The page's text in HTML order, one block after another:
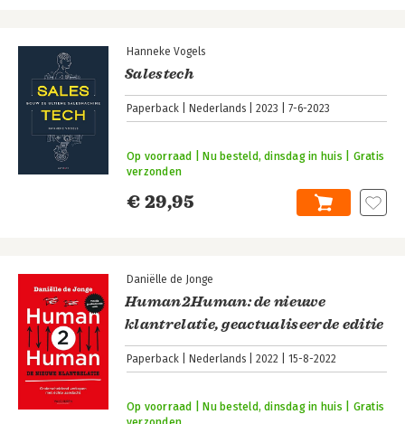
Hanneke Vogels
Salestech
Paperback Nederlands 2023 7-6-2023
€ 29,95
Op voorraad | Nu besteld, dinsdag in huis | Gratis
verzonden
Daniëlle de Jonge
Human2Human: de nieuwe
klantrelatie, geactualiseerde editie
Paperback Nederlands 2022 15-8-2022
Op voorraad | Nu besteld, dinsdag in huis | Gratis